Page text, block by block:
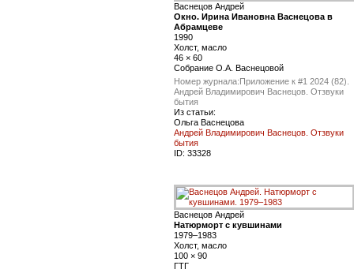
Васнецов Андрей
Окно. Ирина Ивановна Васнецова в
Абрамцеве
1990
Холст, масло
46 × 60
Собрание О.А. Васнецовой
Номер журнала:Приложение к #1 2024 (82).
Андрей Владимирович Васнецов. Отзвуки
бытия
Из статьи:
Ольга Васнецова
Андрей Владимирович Васнецов. Отзвуки
бытия
ID: 33328
Васнецов Андрей
Натюрморт с кувшинами
1979–1983
Холст, масло
100 × 90
ГТГ